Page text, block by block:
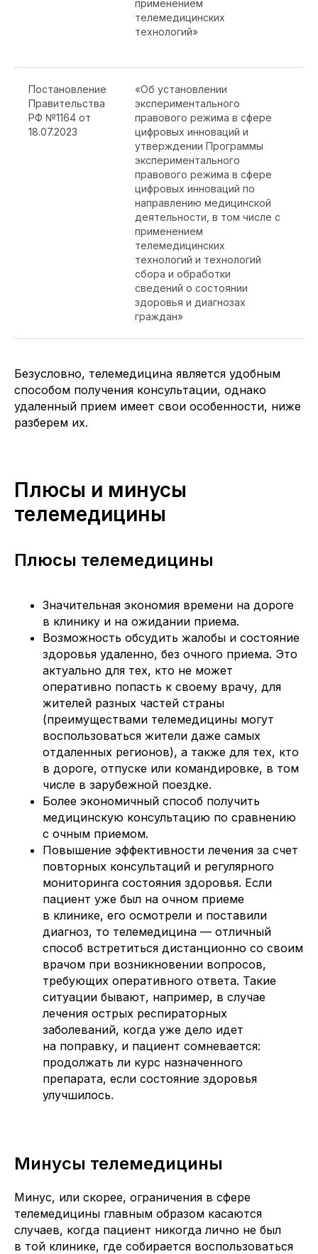
применением
телемедицинских
технологий»
Постановление
Правительства
РФ №1164 от
18.07.2023
«Об установлении
экспериментального
правового режима в сфере
цифровых инноваций и
утверждении Программы
экспериментального
правового режима в сфере
цифровых инноваций по
направлению медицинской
деятельности, в том числе с
применением
телемедицинских
технологий и технологий
сбора и обработки
сведений о состоянии
здоровья и диагнозах
граждан»
Безусловно, телемедицина является удобным
способом получения консультации, однако
удаленный прием имеет свои особенности, ниже
разберем их.
Плюсы и минусы
телемедицины
Плюсы телемедицины
Значительная экономия времени на дороге
в клинику и на ожидании приема.
Возможность обсудить жалобы и состояние
здоровья удаленно, без очного приема. Это
актуально для тех, кто не может
оперативно попасть к своему врачу, для
жителей разных частей страны
(преимуществами телемедицины могут
воспользоваться жители даже самых
отдаленных регионов), а также для тех, кто
в дороге, отпуске или командировке, в том
числе в зарубежной поездке.
Более экономичный способ получить
медицинскую консультацию по сравнению
с очным приемом.
Повышение эффективности лечения за счет
повторных консультаций и регулярного
мониторинга состояния здоровья. Если
пациент уже был на очном приеме
в клинике, его осмотрели и поставили
диагноз, то телемедицина — отличный
способ встретиться дистанционно со своим
врачом при возникновении вопросов,
требующих оперативного ответа. Такие
ситуации бывают, например, в случае
лечения острых респираторных
заболеваний, когда уже дело идет
на поправку, и пациент сомневается:
продолжать ли курс назначенного
препарата, если состояние здоровья
улучшилось.
Минусы телемедицины
Минус, или скорее, ограничения в сфере
телемедицины главным образом касаются
случаев, когда пациент никогда лично не был
в той клинике, где собирается воспользоваться